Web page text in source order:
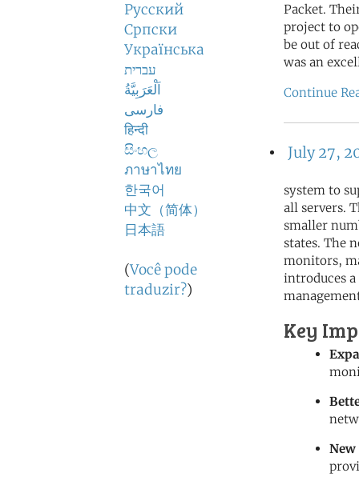
Русский
Српски
Українська
עברית
اَلْعَرَبِيَّةُ
فارسی
हिन्दी
සිංහල
ภาษาไทย
한국어
中文（简体）
日本語
(Você pode
traduzir?)
Packet.
project to
be out of
was an
Continue
July 27,
system to
all servers.
smaller
states. The
monitors,
introduces
Key
New